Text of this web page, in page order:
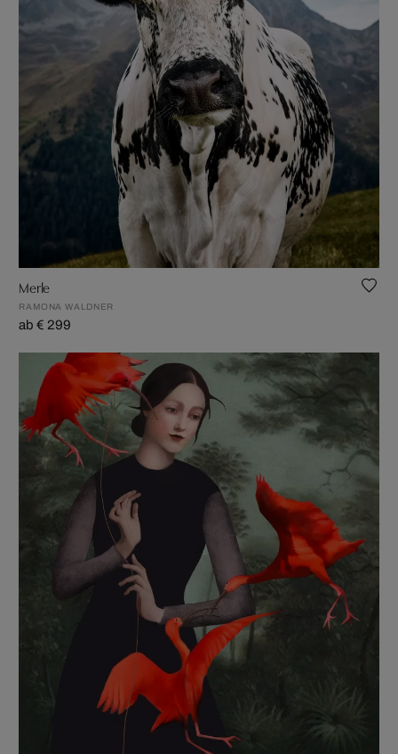
Merle
RAMONA WALDNER
ab € 299